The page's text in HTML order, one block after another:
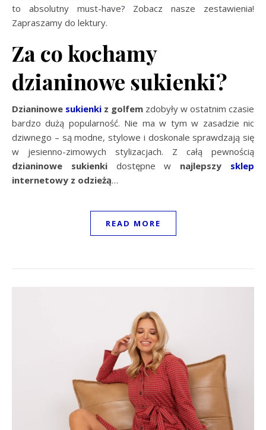
to absolutny must-have? Zobacz nasze zestawienia!
Zapraszamy do lektury.
Za co kochamy
dzianinowe sukienki?
Dzianinowe sukienki z golfem zdobyły w ostatnim czasie
bardzo dużą popularność. Nie ma w tym w zasadzie nic
dziwnego – są modne, stylowe i doskonale sprawdzają się
w jesienno-zimowych stylizacjach. Z całą pewnością
dzianinowe sukienki dostępne w najlepszy sklep
internetowy z odzieżą…
READ MORE